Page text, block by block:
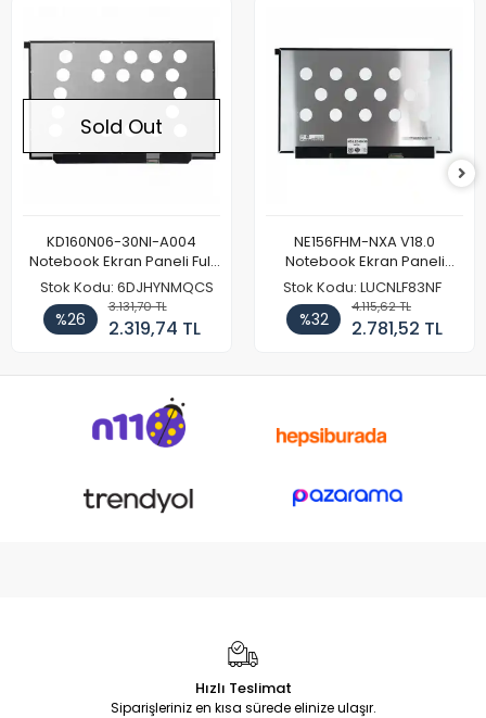
Sold Out
KD160N06-30NI-A004
Notebook Ekran Paneli Full
HD
Stok Kodu: 6DJHYNMQCS
%26
3.131,70 TL
2.319,74 TL
NE156FHM-NXA V18.0
Notebook Ekran Paneli
144Hz
Stok Kodu: LUCNLF83NF
%32
4.115,62 TL
2.781,52 TL
Hızlı Teslimat
Siparişleriniz en kısa sürede elinize ulaşır.